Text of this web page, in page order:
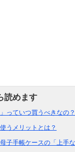
っていつ買うべきなの？
うメリットとは？
子手帳ケースの「上手な